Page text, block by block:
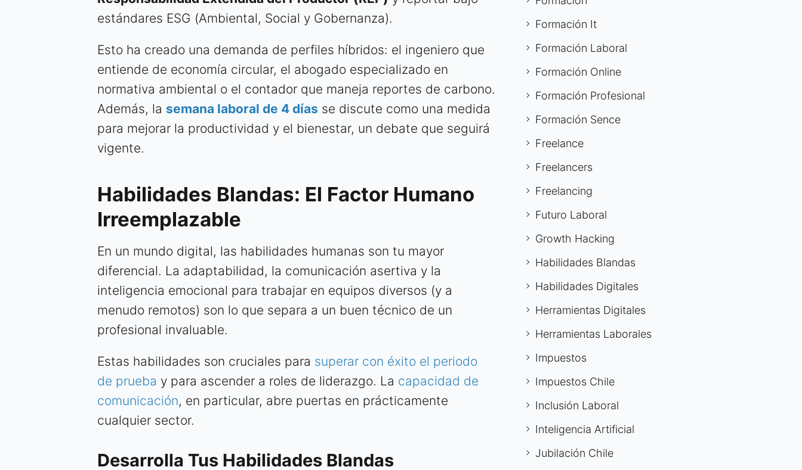
estándares ESG (Ambiental, Social y Gobernanza).
Esto ha creado una demanda de perfiles híbridos: el ingeniero que
entiende de economía circular, el abogado especializado en
normativa ambiental o el contador que maneja reportes de carbono.
Además, la semana laboral de 4 días se discute como una medida
para mejorar la productividad y el bienestar, un debate que seguirá
vigente.
Habilidades Blandas: El Factor Humano
Irreemplazable
En un mundo digital, las habilidades humanas son tu mayor
diferencial. La adaptabilidad, la comunicación asertiva y la
inteligencia emocional para trabajar en equipos diversos (y a
menudo remotos) son lo que separa a un buen técnico de un
profesional invaluable.
Estas habilidades son cruciales para superar con éxito el periodo
de prueba y para ascender a roles de liderazgo. La capacidad de
comunicación, en particular, abre puertas en prácticamente
cualquier sector.
Desarrolla Tus Habilidades Blandas
Formación It
Formación Laboral
Formación Online
Formación Profesional
Formación Sence
Freelance
Freelancers
Freelancing
Futuro Laboral
Growth Hacking
Habilidades Blandas
Habilidades Digitales
Herramientas Digitales
Herramientas Laborales
Impuestos
Impuestos Chile
Inclusión Laboral
Inteligencia Artificial
Jubilación Chile